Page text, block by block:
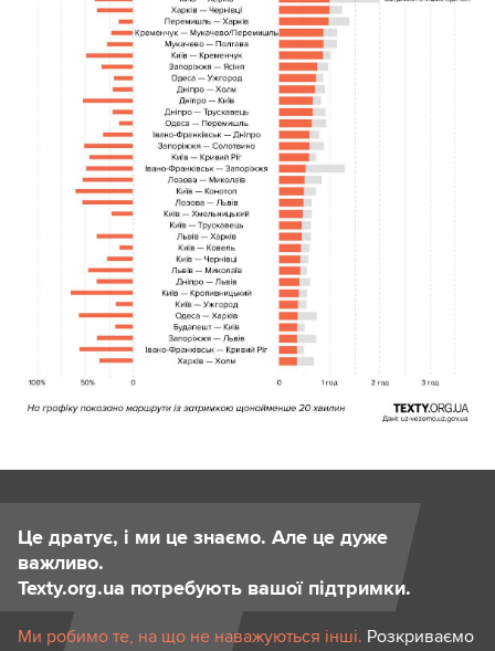
Це дратує, і ми це знаємо. Але це дуже
важливо.
Texty.org.ua потребують вашої підтримки.
Ми робимо те, на що не наважуються інші. Розкриваємо